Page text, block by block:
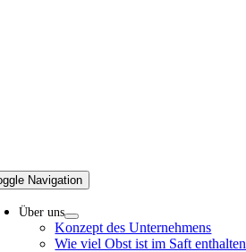
Navigation
Über uns
Konzept des Unternehmens
Wie viel Obst ist im Saft enthalten